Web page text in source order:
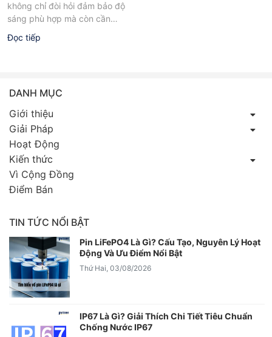
không chỉ đòi hỏi đảm bảo độ
sáng phù hợp mà còn cần
Đọc tiếp
DANH MỤC
Giới thiệu
Giải Pháp
Hoạt Động
Kiến thức
Vì Cộng Đồng
Điểm Bán
TIN TỨC NỔI BẬT
Pin LiFePO4 Là Gì? Cấu Tạo, Nguyên Lý Hoạt
Động Và Ưu Điểm Nổi Bật
Thứ Hai, 03/08/2026
IP67 Là Gì? Giải Thích Chi Tiết Tiêu Chuẩn
Chống Nước IP67